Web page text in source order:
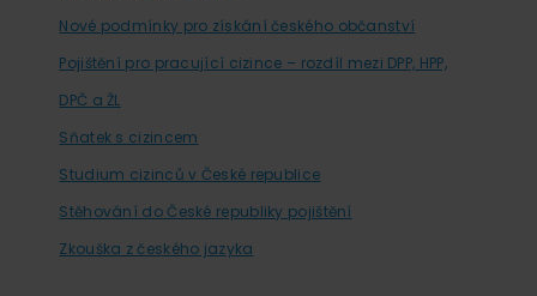
Nové podmínky pro získání českého občanství
Pojištění pro pracující cizince – rozdíl mezi DPP, HPP,
DPČ a ŽL
Sňatek s cizincem
Studium cizinců v České republice
Stěhování do České republiky pojištění
Zkouška z českého jazyka